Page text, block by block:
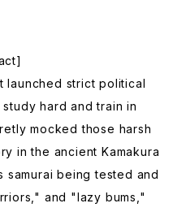
launched strict political
hard and train in
mocked those harsh
in the ancient Kamakura
being tested and
and "lazy bums,"